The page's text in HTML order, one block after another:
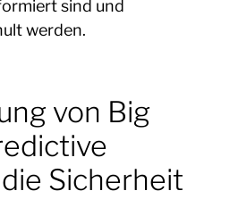
sind und
werden.
von Big
Sicherheit